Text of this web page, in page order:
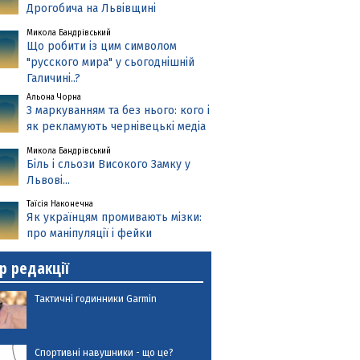
Дрогобича на Львівщині
Микола Бандрівський
Що робити із цим символом
"русского мира" у сьогоднішній
Галичині..?
Альона Чорна
З маркуванням та без нього: кого і
як рекламують чернівецькі медіа
Микола Бандрівський
Біль і сльози Високого Замку у
Львові...
Таїсія Наконечна
Як українцям промивають мізки:
про маніпуляції і фейки
редакції
Тактичні годинники Garmin
Спортивні навушники - що це?